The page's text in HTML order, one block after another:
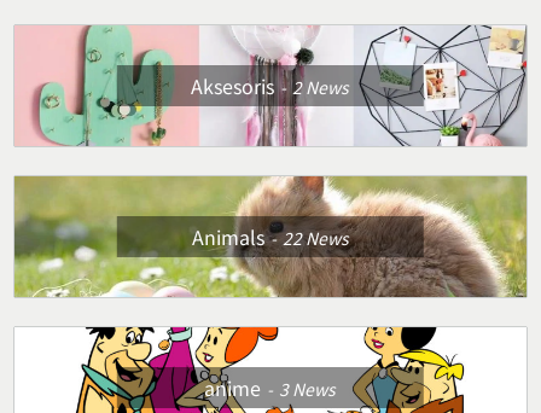
Aksesoris 2News
Animals 22News
anime 3News